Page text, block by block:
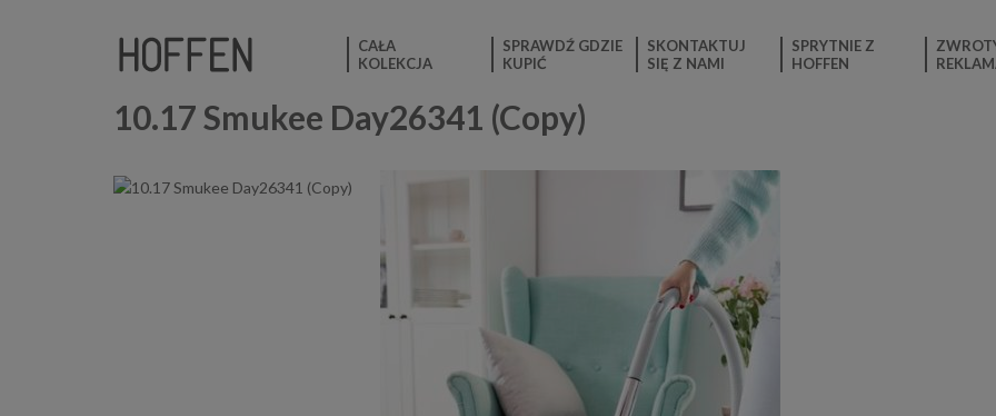
CAŁA
KOLEKCJA
SPRAWDŹ GDZIE
KUPIĆ
SKONTAKTUJ
SIĘ Z NAMI
SPRYTNIE Z
HOFFEN
10.17 Smukee Day26341 (Copy)